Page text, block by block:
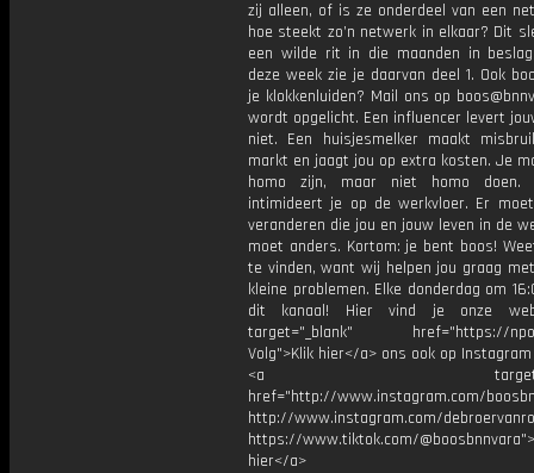
zij alleen, of is ze onderdeel van een
hoe steekt zo’n netwerk in elkaar? Dit
een wilde rit in die maanden in
deze week zie je daarvan deel 1. Ook
je klokkenluiden? Mail ons op
wordt opgelicht. Een influencer levert
niet. Een huisjesmelker maakt
markt en jaagt jou op extra kosten. Je
homo zijn, maar niet homo doen.
intimideert je op de werkvloer. Er
veranderen die jou en jouw leven in de
moet anders. Kortom: je bent boos!
te vinden, want wij helpen jou graag
kleine problemen. Elke donderdag om
dit kanaal! Hier vind je onze
target="_blank" href="https://
Volg">Klik hier</a> ons ook op Instagram
<a
href="http://www.instagram.com/
http://www.instagram.com/
https://www.tiktok.com/
hier</a>